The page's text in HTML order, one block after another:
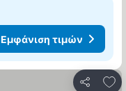
Εμφάνιση τιμών